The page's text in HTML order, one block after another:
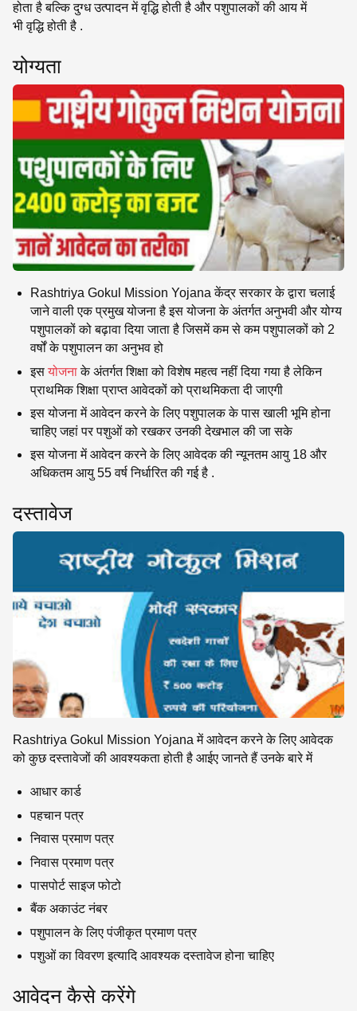
होता है बल्कि दुग्ध उत्पादन में वृद्धि होती है और पशुपालकों की आय में
भी वृद्धि होती है .
योग्यता
Rashtriya Gokul Mission Yojana केंद्र सरकार के द्वारा चलाई
जाने वाली एक प्रमुख योजना है इस योजना के अंतर्गत अनुभवी और योग्य
पशुपालकों को बढ़ावा दिया जाता है जिसमें कम से कम पशुपालकों को 2
वर्षों के पशुपालन का अनुभव हो
इसयोजनाके अंतर्गत शिक्षा को विशेष महत्व नहीं दिया गया है लेकिन
प्राथमिक शिक्षा प्राप्त आवेदकों को प्राथमिकता दी जाएगी
इस योजना में आवेदन करने के लिए पशुपालक के पास खाली भूमि होना
चाहिए जहां पर पशुओं को रखकर उनकी देखभाल की जा सके
इस योजना में आवेदन करने के लिए आवेदक की न्यूनतम आयु 18 और
अधिकतम आयु 55 वर्ष निर्धारित की गई है .
दस्तावेज
Rashtriya Gokul Mission Yojana में आवेदन करने के लिए आवेदक
को कुछ दस्तावेजों की आवश्यकता होती है आईए जानते हैं उनके बारे में
आधार कार्ड
पहचान पत्र
निवास प्रमाण पत्र
निवास प्रमाण पत्र
पासपोर्ट साइज फोटो
बैंक अकाउंट नंबर
पशुपालन के लिए पंजीकृत प्रमाण पत्र
पशुओं का विवरण इत्यादि आवश्यक दस्तावेज होना चाहिए
आवेदन कैसे करेंगे